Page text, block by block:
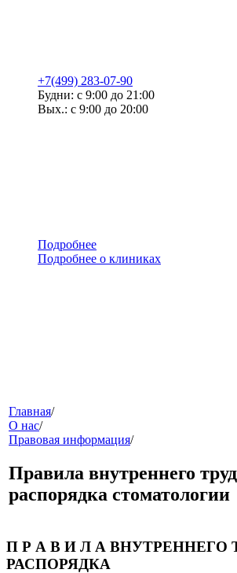
+7(499) 283-07-90
Будни: с 9:00 до 21:00
Вых.: с 9:00 до 20:00
Подробнее
Подробнее о клиниках
меню
звонок
Главная/
О нас/
Правовая информация/
Правила внутреннего
распорядка стоматологии
П Р А В И Л А ВНУТРЕННЕГО
РАСПОРЯДКА